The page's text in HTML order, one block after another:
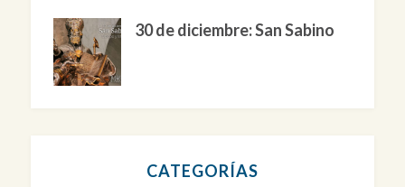
30 de diciembre: San Sabino
CATEGORÍAS